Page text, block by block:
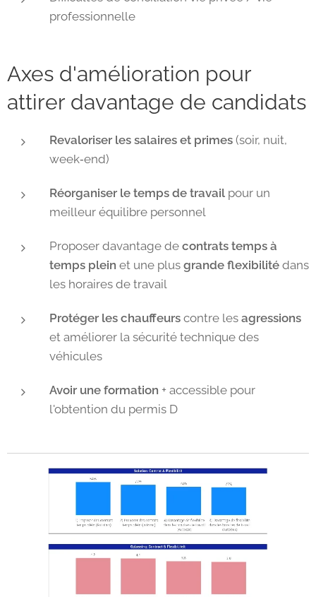
professionnelle
Axes d'amélioration pour
attirer davantage de candidats
Revaloriser les salaires et primes (soir, nuit,
week‑end)
Réorganiser le temps de travail pour un
meilleur équilibre personnel
Proposer davantage de contrats temps à
temps plein et une plus grande flexibilité dans
les horaires de travail
Protéger les chauffeurs contre les agressions
et améliorer la sécurité technique des
véhicules
Avoir une formation + accessible pour
l'obtention du permis D